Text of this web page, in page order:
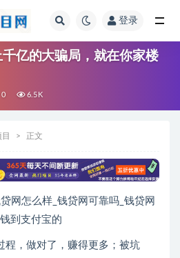
登录
亿的大骗局，就在你家楼
0 6.5K
正文
程，做对了，赚得更多；被坑